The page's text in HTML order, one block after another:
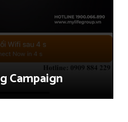
Campaign